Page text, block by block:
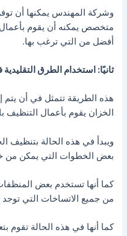
وشركة المهندس يمكنها أن
متخصص يمكنه أن يقوم
أفضل من التي ترغب بها.
ثانيًا: استخدام الطرق
هذه الطريقة تتمثل في أن
الخزان يقوم بأعمال التنظيف
ويبدأ في هذه الحالة بتنظيف
بعض الخطوات التي يمكن من
كما أنها تستخدم بعض
من جميع الاتساخات التي
كما أنها في هذه الحالة تقوم